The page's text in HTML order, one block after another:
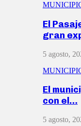
El
gran
5 agosto,
El
con el…
5 agosto,